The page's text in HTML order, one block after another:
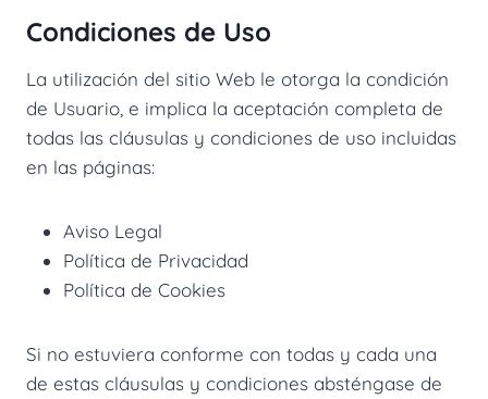
Condiciones de Uso
La utilización del sitio Web le otorga la condición
de Usuario, e implica la aceptación completa de
todas las cláusulas y condiciones de uso incluidas
en las páginas:
Aviso Legal
Política de Privacidad
Política de Cookies
Si no estuviera conforme con todas y cada una
de estas cláusulas y condiciones absténgase de